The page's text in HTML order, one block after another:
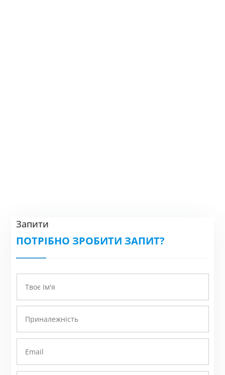
Запити
ПОТРІБНО ЗРОБИТИ ЗАПИТ?